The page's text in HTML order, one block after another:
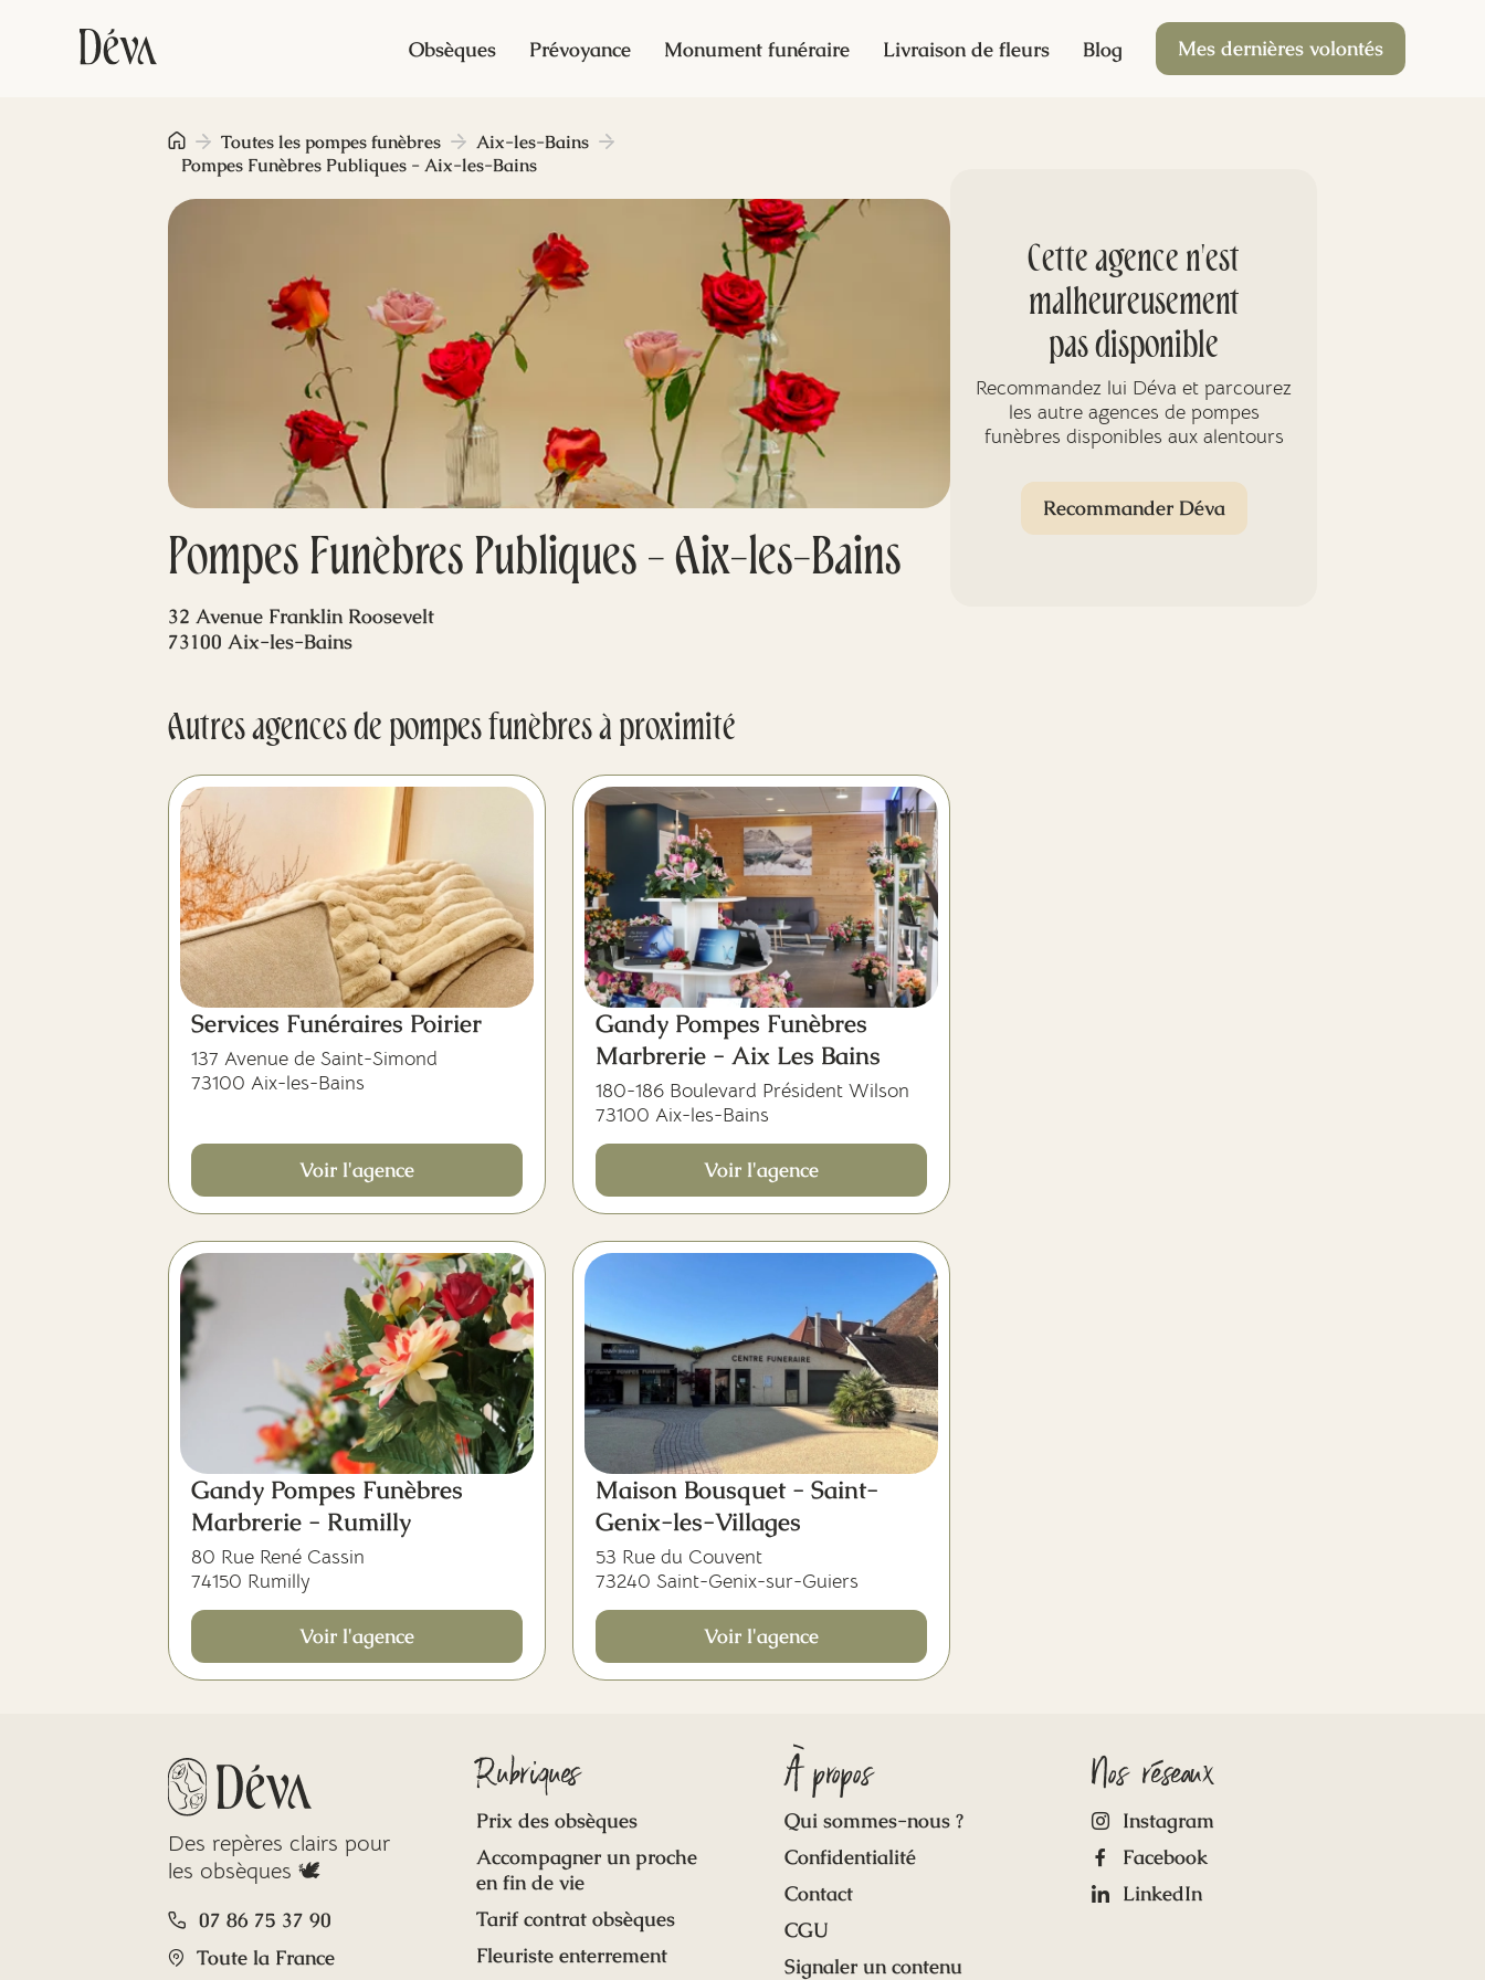
Obsèques Prévoyance Monument funéraire Livraison de fleurs Blog Mes dernières volontés
Pompes Funèbres Publiques - Aix-les-Bains
Toutes les pompes funèbres
Aix-les-Bains
Pompes Funèbres Publiques - Aix-les-Bains
32 Avenue Franklin Roosevelt
73100 Aix-les-Bains
Autres agences de pompes funèbres à proximité
Services Funéraires Poirier
137 Avenue de Saint-Simond
73100 Aix-les-Bains
Voir l'agence
Gandy Pompes Funèbres
Marbrerie - Aix Les Bains
180-186 Boulevard Président Wilson
73100 Aix-les-Bains
Voir l'agence
Gandy Pompes Funèbres
Marbrerie - Rumilly
80 Rue René Cassin
74150 Rumilly
Voir l'agence
Maison Bousquet - Saint-
Genix-les-Villages
53 Rue du Couvent
73240 Saint-Genix-sur-Guiers
Voir l'agence
Cette agence n'est
malheureusement
pas disponible
Recommandez lui Déva et parcourez
les autre agences de pompes
funèbres disponibles aux alentours
Recommander Déva
Des repères clairs pour
les obsèques 🕊️
07 86 75 37 90
Toute la France
Rubriques
Prix des obsèques
Accompagner un proche
en fin de vie
Tarif contrat obsèques
Fleuriste enterrement
À propos
Qui sommes-nous ?
Confidentialité
Contact
CGU
Signaler un contenu
Nos réseaux
Instagram
Facebook
LinkedIn